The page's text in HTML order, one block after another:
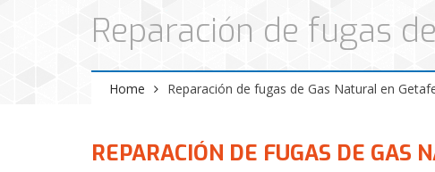
Reparación de fugas
Home Reparación de fugas de Gas Natural en
REPARACIÓN DE FUGAS DE GAS